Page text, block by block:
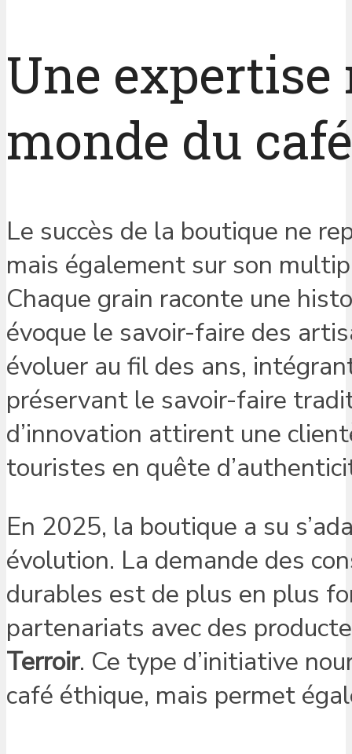
Une expertise
monde du café
Le succès de la boutique ne
mais également sur son
Chaque grain raconte une
évoque le savoir-faire des
évoluer au fil des ans,
préservant le savoir-faire
d’innovation attirent une
touristes en quête
En 2025, la boutique a su
évolution. La demande des
durables est de plus en plus
partenariats avec des
Terroir. Ce type d’initiative
café éthique, mais permet